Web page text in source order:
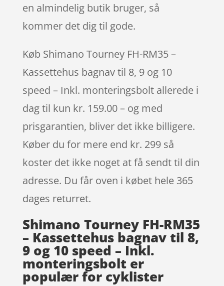
en almindelig butik bruger, så
kommer det dig til gode.
Køb Shimano Tourney FH-RM35 –
Kassettehus bagnav til 8, 9 og 10
speed – Inkl. monteringsbolt allerede i
dag til kun kr. 159.00 – og med
prisgarantien, bliver det ikke billigere.
Køber du for mere end kr. 299 så
koster det ikke noget at få sendt til din
adresse. Du får oven i købet hele 365
dages returret.
Shimano Tourney FH-RM35
– Kassettehus bagnav til 8,
9 og 10 speed – Inkl.
monteringsbolt er
populær for cyklister